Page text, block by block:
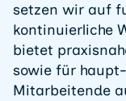
setzen wir auf
kontinuierliche
bietet
sowie für
Mitarbeitende